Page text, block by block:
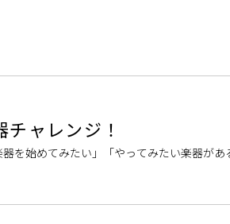
ャレンジ！
を始めてみたい」「やってみたい楽器があ
と気にな […]